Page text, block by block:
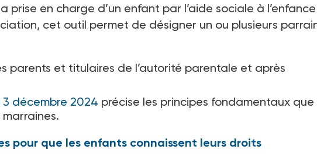
prise en charge d’un enfant par l’aide sociale à l’enfance
cet outil permet de désigner un ou plusieurs
parents et titulaires de l’autorité parentale et après
décembre 2024 précise les principes fondamentaux que
pour que les enfants connaissent leurs droits